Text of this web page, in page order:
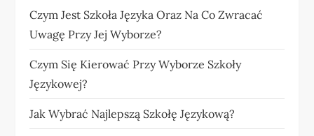
Czym Jest Szkoła Języka Oraz Na Co Zwracać
Uwagę Przy Jej Wyborze?
Czym Się Kierować Przy Wyborze Szkoły
Językowej?
Jak Wybrać Najlepszą Szkołę Językową?